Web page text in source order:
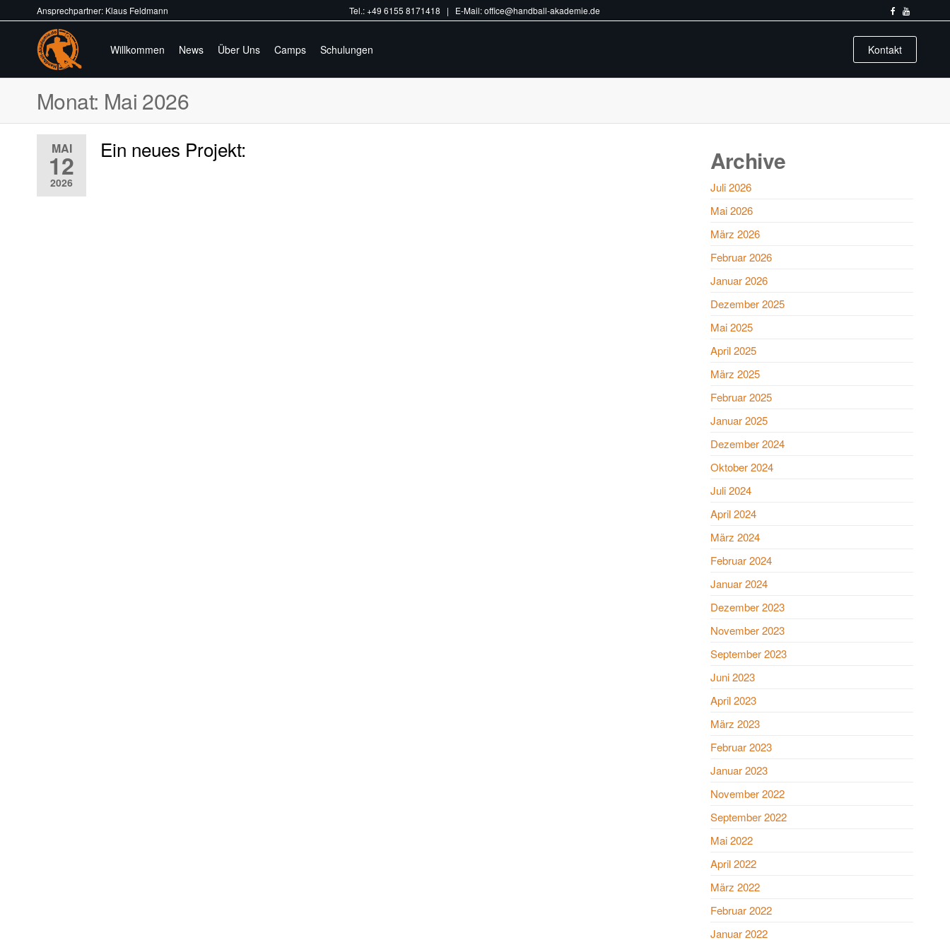
Ansprechpartner: Klaus Feldmann Tel.: +49 6155 8171418 | E-Mail: office@handball-akademie.de
Handball-
Akademie.de
Train
Kontakt
Willkommen News Über Uns Camps Schulungen
Monat: Mai 2026
MAI
12
2026
Ein neues Projekt: Archive
Juli 2026
Mai 2026
März 2026
Februar 2026
Januar 2026
Dezember 2025
Mai 2025
April 2025
März 2025
Februar 2025
Januar 2025
Dezember 2024
Oktober 2024
Juli 2024
April 2024
März 2024
Februar 2024
Januar 2024
Dezember 2023
November 2023
September 2023
Juni 2023
April 2023
März 2023
Februar 2023
Januar 2023
November 2022
September 2022
Mai 2022
April 2022
März 2022
Februar 2022
Januar 2022